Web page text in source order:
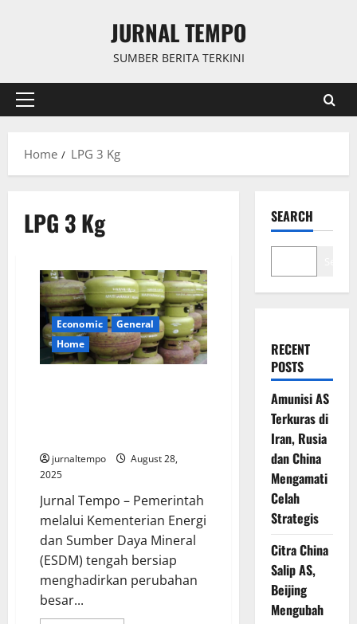
JURNAL TEMPO
SUMBER BERITA TERKINI
Primary
Home
LPG 3 Kg
LPG 3 Kg
Economic
General
Home
jurnaltempo
August 28,
2025
Jurnal Tempo – Pemerintah
melalui Kementerian Energi
dan Sumber Daya Mineral
(ESDM) tengah bersiap
menghadirkan perubahan
besar...
SEARCH
RECENT
POSTS
Amunisi AS
Terkuras di
Iran, Rusia
dan China
Mengamati
Celah
Strategis
Citra China
Salip AS,
Beijing
Mengubah